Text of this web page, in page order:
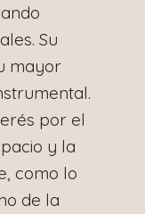
Su
mayor
por el
y la
como lo
de la